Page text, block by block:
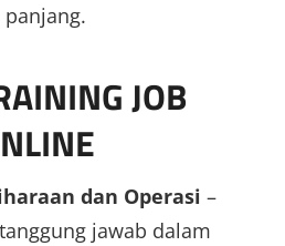
JOB
dan Operasi –
jawab dalam